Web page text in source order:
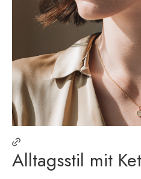
Alltagsstil mit